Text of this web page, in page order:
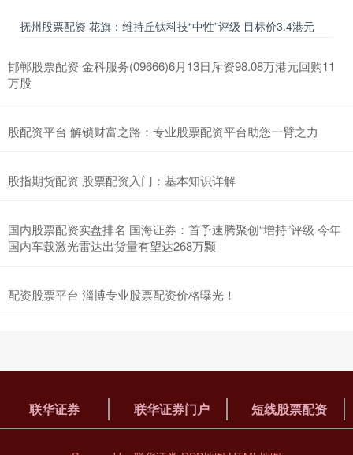
抚州股票配资 花旗：维持丘钛科技“中性”评级 目标价3.4港元
邯郸股票配资 金科服务(09666)6月13日斥资98.08万港元回购11
万股
股配资平台 解锁财富之路：专业股票配资平台助您一臂之力
股指期货配资 股票配资入门：基本知识详解
国内股票配资实盘排名 国海证券：首予速腾聚创“增持”评级 今年
国内车载激光雷达出货量有望达268万颗
配资股票平台 淄博专业股票配资价格曝光！
联华证券 联华证券门户 短线股票配资